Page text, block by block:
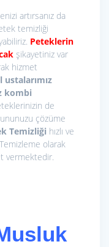
artırsanız da
temizliği
Peteklerin
şikayetiniz var
hizmet
kombi
de
çözüme
Temizliği hızlı ve
olarak
vermektedir.